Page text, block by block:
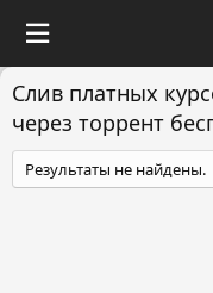
Слив платных
через торрент
Результаты не найдены.